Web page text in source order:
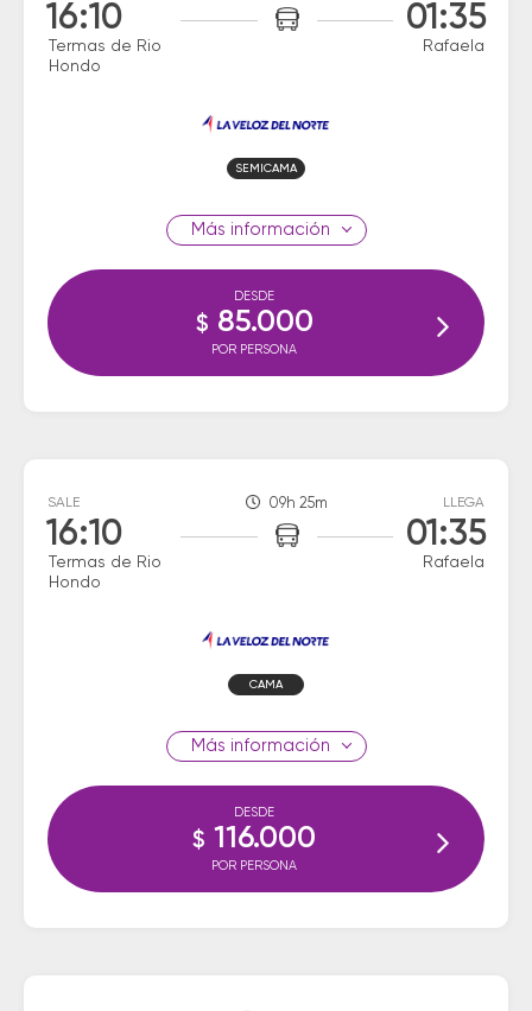
16:10
Termas de Rio
Hondo
01:35
Rafaela
SEMICAMA
información
DESDE
$ 85.000
POR PERSONA
SALE
16:10
Termas de Rio
Hondo
09h 25m LLEGA
01:35
Rafaela
CAMA
información
DESDE
$ 116.000
POR PERSONA